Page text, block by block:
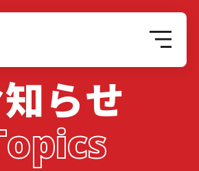
らせ